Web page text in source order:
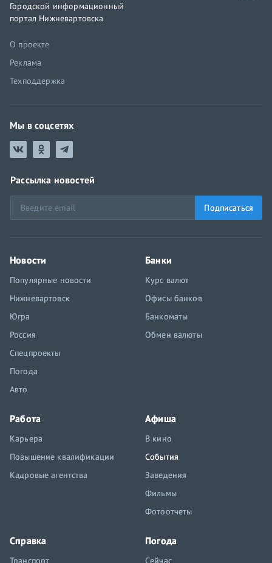
Городской информационный
портал Нижневартовска
О проекте
Реклама
Техподдержка
Мы в соцсетях
Рассылка новостей
Подписаться
Новости
Популярные новости
Нижневартовск
Югра
Россия
Спецпроекты
Погода
Авто
Банки
Курс валют
Офисы банков
Банкоматы
Обмен валюты
Работа
Карьера
Повышение квалификации
Кадровые агентства
Афиша
В кино
События
Заведения
Фильмы
Фотоотчеты
Справка
Транспорт
Погода
Сейчас